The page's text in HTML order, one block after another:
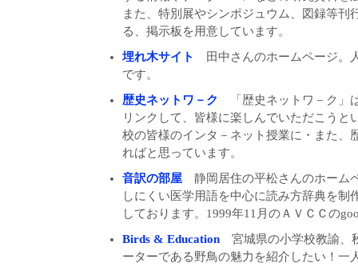
また、特別展やシンポジュウム、図録等
る、掲示板を用意しています。
埋れ木サイト
田中さんのホームページ。
です。
歴史ネットワ－ク
「歴史ネットワ－ク」
リンクして、皆様に楽しんでいただこう
校の皆様のインタ－ネット授業に・また、
ればと思っています。
音訳の部屋 静岡居住の平松さんのホーム
しにくい医学用語を中心に読み方辞典を
しております。1999年11月のＡＶＣＣの
Birds & Education 宮城県の小学校教諭、
ーターである野鳥の魅力を紹介したい！一